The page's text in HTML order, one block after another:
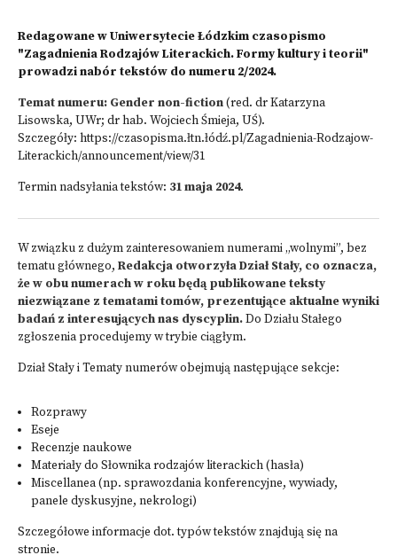
Redagowane w Uniwersytecie Łódzkim czasopismo
"Zagadnienia Rodzajów Literackich. Formy kultury i teorii"
prowadzi nabór tekstów do numeru 2/2024.
Temat numeru: Gender non-fiction(red. dr Katarzyna
Lisowska, UWr; dr hab. Wojciech Śmieja, UŚ).
Szczegóły: https://czasopisma.łtn.łódź.pl/Zagadnienia-Rodzajow-
Literackich/announcement/view/31
Termin nadsyłania tekstów: 31 maja 2024.
W związku z dużym zainteresowaniem numerami „wolnymi”, bez
tematu głównego, Redakcja otworzyła Dział Stały, co oznacza,
że w obu numerach w roku będą publikowane teksty
niezwiązane z tematami tomów, prezentujące aktualne wyniki
badań z interesujących nas dyscyplin.Do Działu Stałego
zgłoszenia procedujemy w trybie ciągłym.
Dział Stały i Tematy numerów obejmują następujące sekcje:
Rozprawy
Eseje
Recenzje naukowe
Materiały do Słownika rodzajów literackich (hasła)
Miscellanea (np. sprawozdania konferencyjne, wywiady,
panele dyskusyjne, nekrologi)
Szczegółowe informacje dot. typów tekstów znajdują sięna
stronie.